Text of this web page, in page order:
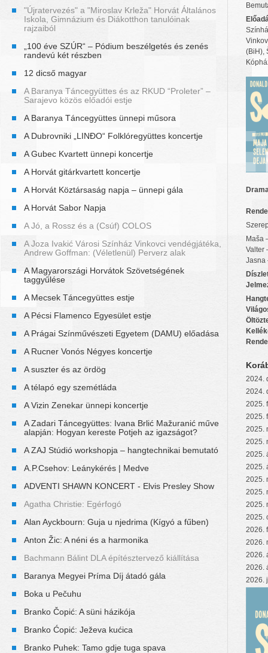
"Újratervezés" a "Miroslav Krleža" Horvát Általános
Iskola, Gimnázium és Diákotthon tanulóinak
rajzaiból
„100 éve SZÚR“ – Pódium beszélgetés és zenés
randevú két részben
12 dicső magyar
A Baranya Táncegyüttes és az RKUD “Proleter” –
Sarajevo közös előadói estje
A Baranya Táncegyüttes ünnepi műsora
A Dubrovniki „LINĐO“ Folklóregyüttes koncertje
A Gubec Kvartett ünnepi koncertje
A Horvát gitárkvartett koncertje
A Horvát Köztársaság napja – ünnepi gála
A Horvát Sabor Napja
A Jó, a Rossz és a (Csúf) COLOS
A Joza Ivakić Városi Színház Vinkovci vendégjátéka,
Andrew Goffman: (Véletlenül) Perverz alak
A Magyarországi Horvátok Szövetségének
taggyűlése
A Mecsek Táncegyüttes estje
A Pécsi Flamenco Egyesület estje
A Prágai Színművészeti Egyetem (DAMU) előadása
A Rucner Vonós Négyes koncertje
A suszter és az ördög
A télapó egy szemétláda
A Vizin Zenekar ünnepi koncertje
A Zadari Táncegyüttes: Ivana Brlić Mažuranić műve
alapján: Hogyan kereste Potjeh az igazságot?
A ZAJ Stúdió workshopja – hangtechnikai bemutató
A.P.Csehov: Leánykérés | Medve
ADVENTI SHAWN KONCERT - Elvis Presley Show
Agatha Christie: Egérfogó
Alan Ayckbourn: Guja u njedrima (Kígyó a fűben)
Anton Žic: A néni és a harmonika
Bachmann Bálint DLA építésztervező kiállítása
Baranya Megyei Príma Díj átadó gála
Boka u Pečuhu
Branko Čopić: A süni házikója
Branko Ćopić: Ježeva kućica
Branko Puhek: Tamo gdje tuga spava
(BiH),
Maša
Valter
2024.
2024.
2025.
2025.
2025.
2025.
2025.
2025.
2025.
2025.
2025.
2025.
2026.
2026.
2026.
2026.
2026.